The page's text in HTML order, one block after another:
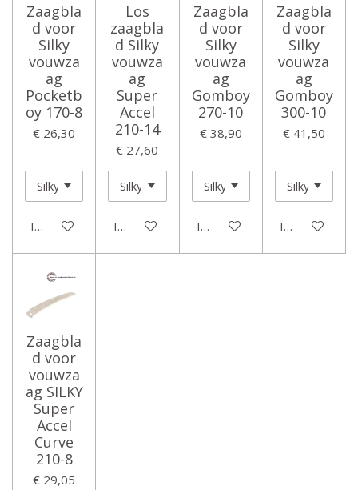
Zaagbla
d voor
Silky
vouwza
ag
Pocketb
oy 170-8
€ 26,30
In winkelwagen
Los
zaagbla
d Silky
vouwza
ag
Super
Accel
210-14
€ 27,60
In winkelwagen
Zaagbla
d voor
Silky
vouwza
ag
Gomboy
270-10
€ 38,90
In winkelwagen
Zaagbla
d voor
Silky
vouwza
ag
Gomboy
300-10
€ 41,50
In
Zaagbla
d voor
vouwza
ag SILKY
Super
Accel
Curve
210-8
€ 29,05